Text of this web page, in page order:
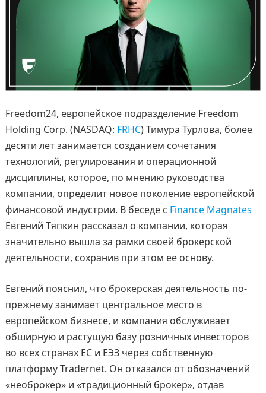
Freedom24, европейское подразделение Freedom
Holding Corp. (NASDAQ: FRHC) Тимура Турлова, более
десяти лет занимается созданием сочетания
технологий, регулирования и операционной
дисциплины, которое, по мнению руководства
компании, определит новое поколение европейской
финансовой индустрии. В беседе с Finance Magnates
Евгений Тяпкин рассказал о компании, которая
значительно вышла за рамки своей брокерской
деятельности, сохранив при этом ее основу.
Евгений пояснил, что брокерская деятельность по-
прежнему занимает центральное место в
европейском бизнесе, и компания обслуживает
обширную и растущую базу розничных инвесторов
во всех странах ЕС и ЕЭЗ через собственную
платформу Tradernet. Он отказался от обозначений
«необрокер» и «традиционный брокер», отдав